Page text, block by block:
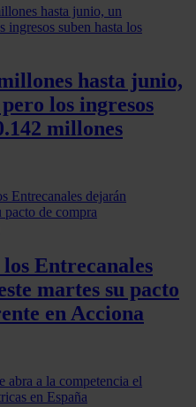
hasta junio,
los ingresos
millones
Entrecanales
martes su pacto
en Acciona